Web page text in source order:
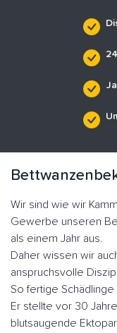
Wir sind wie wir
Gewerbe unseren
als einem Jahr aus.
Daher wissen wir
anspruchsvolle
So fertige Schädlinge
Er stellte vor 30
blutsaugende